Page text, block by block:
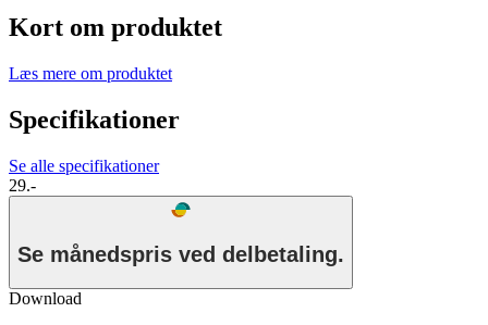
Kort om produktet
Læs mere om produktet
Specifikationer
Se alle specifikationer
29.-
Se månedspris ved delbetaling.
Download